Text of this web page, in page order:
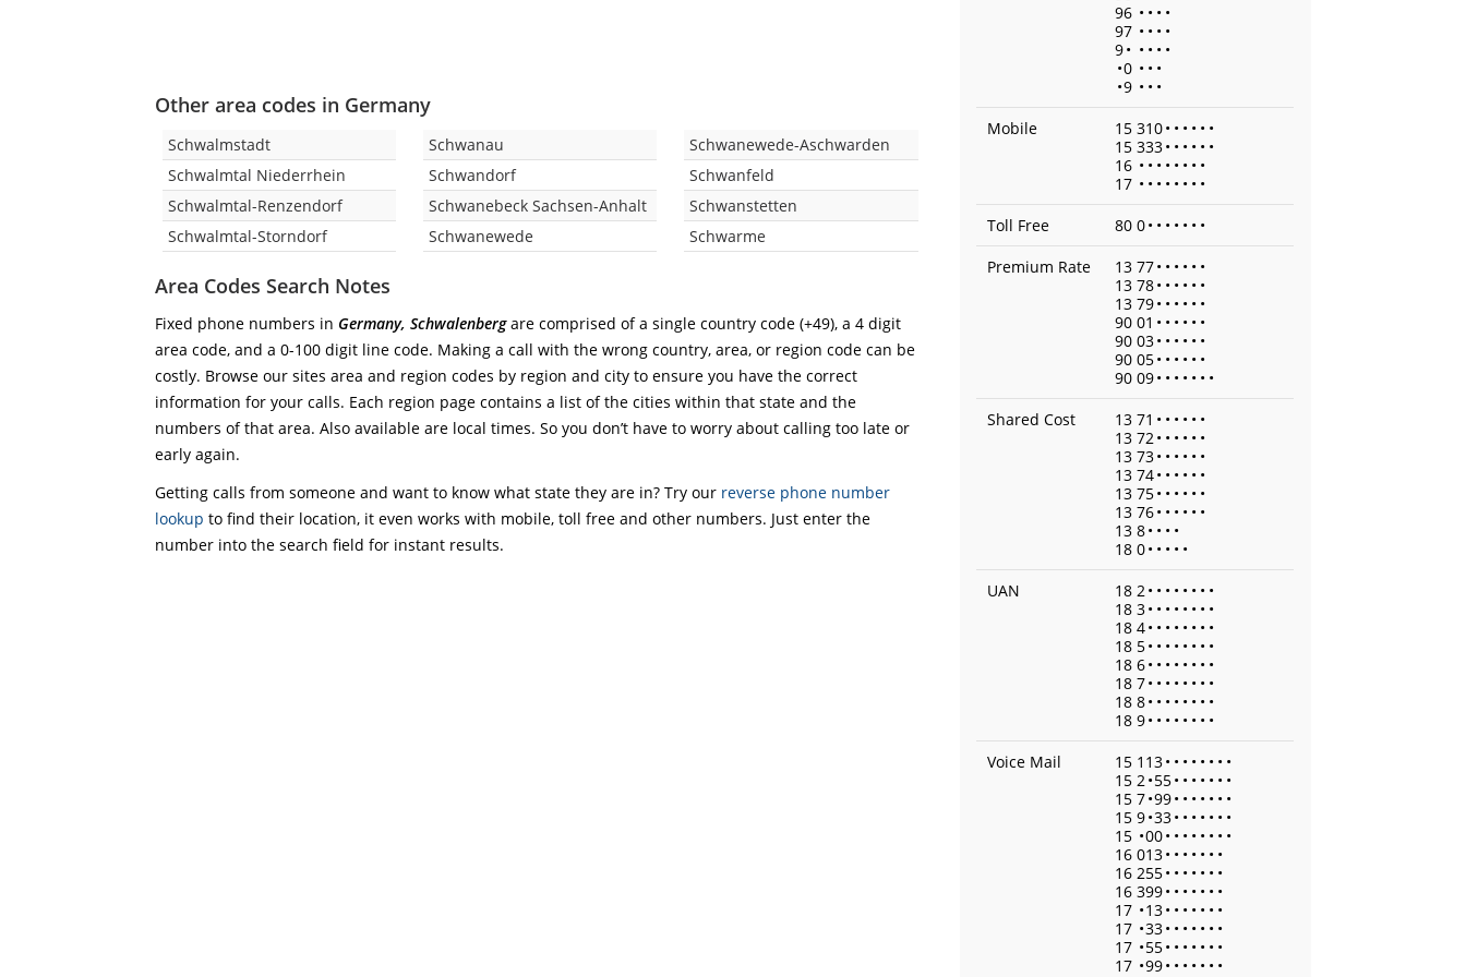
Other area codes in Germany
Schwalmstadt
Schwalmtal Niederrhein
Schwalmtal-Renzendorf
Schwalmtal-Storndorf
Schwanau
Schwandorf
Schwanebeck Sachsen-Anhalt
Schwanewede
Schwanewede-Aschwarden
Schwanfeld
Schwanstetten
Schwarme
Area Codes Search Notes
Fixed phone numbers in Germany, Schwalenbergare comprised of a single country code (+49), a 4 digit
area code, and a 0-100 digit line code. Making a call with the wrong country, area, or region code can be
costly. Browse our sites area and region codes by region and city to ensure you have the correct
information for your calls. Each region page contains a list of the cities within that state and the
numbers of that area. Also available are local times. So you don’t have to worry about calling too late or
early again.
Getting calls from someone and want to know what state they are in? Try our reverse phone number
lookup to find their location, it even works with mobile, toll free and other numbers. Just enter the
number into the search field for instant results.
96 • • • •
97 • • • •
9• • • • •
•0 • • •
•9 • • •
Mobile
15 310• • • • • •
15 333• • • • • •
16 • • • • • • • •
17 • • • • • • • •
Toll Free
80 0• • • • • • •
Premium Rate
13 77• • • • • •
13 78• • • • • •
13 79• • • • • •
90 01 • • • • • •
90 03• • • • • •
90 05• • • • • •
90 09• • • • • • •
Shared Cost
13 71 • • • • • •
13 72• • • • • •
13 73• • • • • •
13 74• • • • • •
13 75• • • • • •
13 76• • • • • •
13 8• • • •
18 0• • • • •
UAN
18 2• • • • • • • •
18 3• • • • • • • •
18 4• • • • • • • •
18 5• • • • • • • •
18 6• • • • • • • •
18 7• • • • • • • •
18 8• • • • • • • •
18 9• • • • • • • •
Voice Mail
15 113• • • • • • • •
15 2•55• • • • • • •
15 7•99• • • • • • •
15 9•33• • • • • • •
15 •00• • • • • • • •
16 013• • • • • • •
16 255• • • • • • •
16 399• • • • • • •
17 •13• • • • • • •
17 •33• • • • • • •
17 •55• • • • • • •
17 •99• • • • • • •